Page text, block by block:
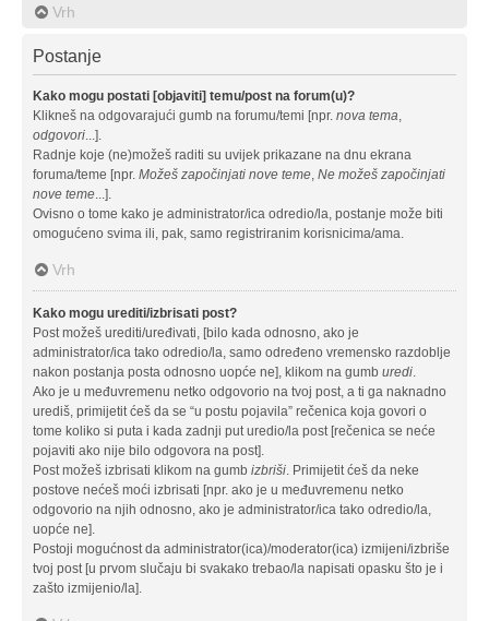
Vrh
Postanje
Kako mogu postati [objaviti] temu/post na forum(u)?
Klikneš na odgovarajući gumb na forumu/temi [npr. nova tema,
odgovori...].
Radnje koje (ne)možeš raditi su uvijek prikazane na dnu ekrana
foruma/teme [npr. Možeš započinjati nove teme, Ne možeš započinjati
nove teme...].
Ovisno o tome kako je administrator/ica odredio/la, postanje može biti
omogućeno svima ili, pak, samo registriranim korisnicima/ama.
Vrh
Kako mogu urediti/izbrisati post?
Post možeš urediti/uređivati, [bilo kada odnosno, ako je
administrator/ica tako odredio/la, samo određeno vremensko razdoblje
nakon postanja posta odnosno uopće ne], klikom na gumb uredi.
Ako je u međuvremenu netko odgovorio na tvoj post, a ti ga naknadno
urediš, primijetit ćeš da se “u postu pojavila” rečenica koja govori o
tome koliko si puta i kada zadnji put uredio/la post [rečenica se neće
pojaviti ako nije bilo odgovora na post].
Post možeš izbrisati klikom na gumb izbriši. Primijetit ćeš da neke
postove nećeš moći izbrisati [npr. ako je u međuvremenu netko
odgovorio na njih odnosno, ako je administrator/ica tako odredio/la,
uopće ne].
Postoji mogućnost da administrator(ica)/moderator(ica) izmijeni/izbriše
tvoj post [u prvom slučaju bi svakako trebao/la napisati opasku što je i
zašto izmijenio/la].